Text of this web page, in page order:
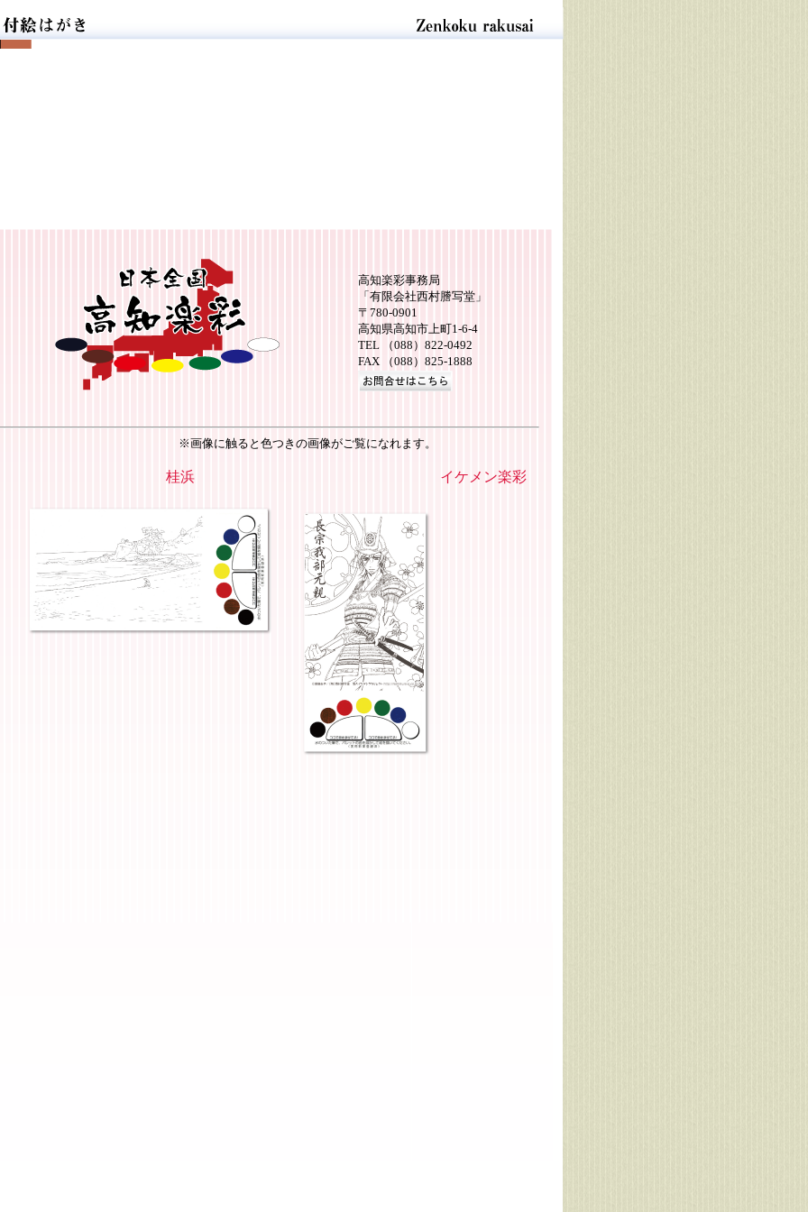
高知楽彩事務局
「有限会社西村謄写堂」
〒780-0901
高知県高知市上町1-6-4
TEL （088）822-0492
FAX （088）825-1888
像に触ると色つきの画像がご覧になれます。
桂浜 イケメン楽彩